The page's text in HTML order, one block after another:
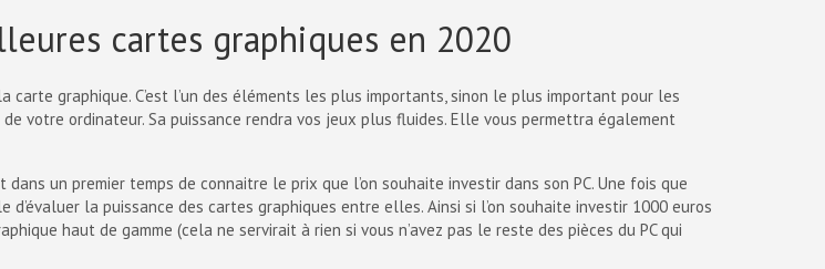
cartes graphiques en 2020
graphique. C’est l’un des éléments les plus importants, sinon le plus important pour les
votre ordinateur. Sa puissance rendra vos jeux plus fluides. Elle vous permettra également
un premier temps de connaitre le prix que l’on souhaite investir dans son PC. Une fois que
la puissance des cartes graphiques entre elles. Ainsi si l’on souhaite investir 1000 euros
haut de gamme (cela ne servirait à rien si vous n’avez pas le reste des pièces du PC qui